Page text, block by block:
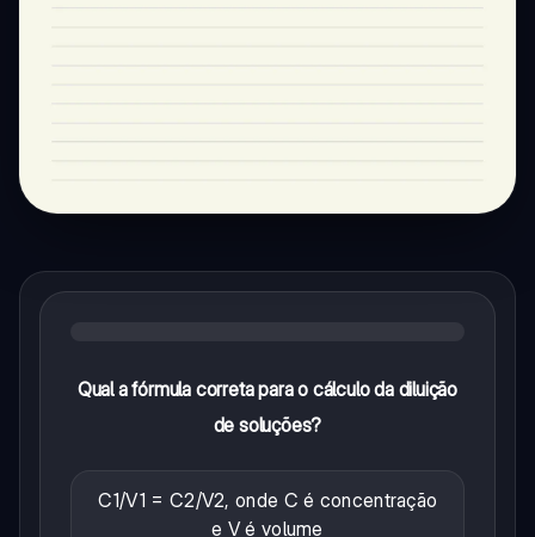
Qual a fórmula correta para o cálculo da diluição
de soluções?
C1/V1 = C2/V2, onde C é concentração
e V é volume